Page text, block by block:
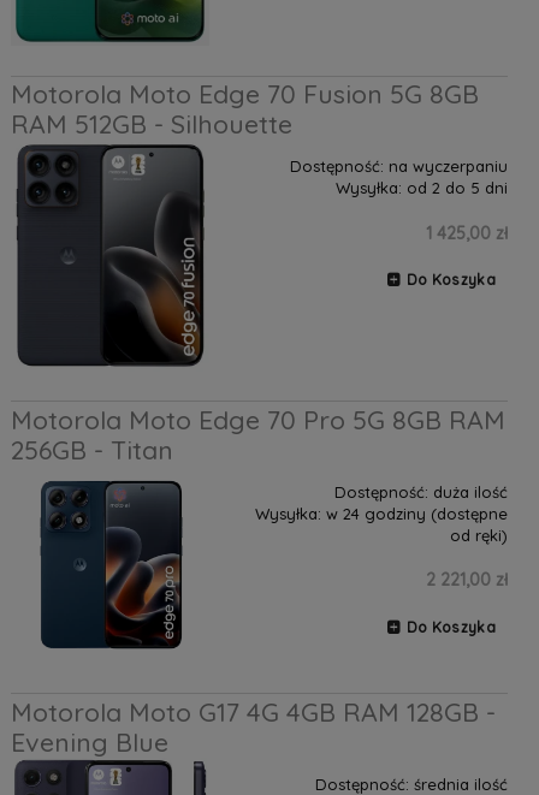
Motorola Moto Edge 70 Fusion 5G 8GB
RAM 512GB - Silhouette
Dostępność: na wyczerpaniu
Wysyłka: od 2 do 5 dni
1 425,00 zł
Do Koszyka
Motorola Moto Edge 70 Pro 5G 8GB RAM
256GB - Titan
Dostępność: duża ilość
Wysyłka: w 24 godziny (dostępne
od ręki)
2 221,00 zł
Do Koszyka
Motorola Moto G17 4G 4GB RAM 128GB -
Evening Blue
Dostępność: średnia ilość